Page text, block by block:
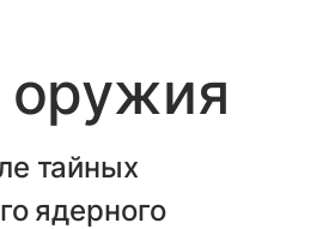
оружия
тайных
ядерного